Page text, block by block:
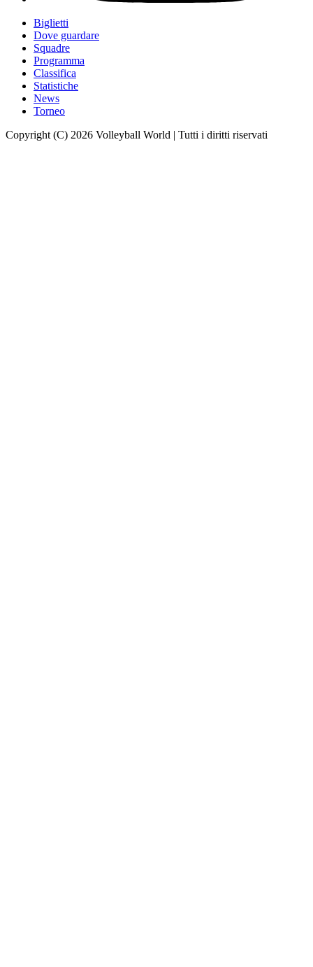
Biglietti
Dove guardare
Squadre
Programma
Classifica
Statistiche
News
Torneo
Copyright (C) 2026 Volleyball World | Tutti i diritti riservati